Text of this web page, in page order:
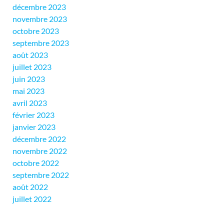
décembre 2023
novembre 2023
octobre 2023
septembre 2023
août 2023
juillet 2023
juin 2023
mai 2023
avril 2023
février 2023
janvier 2023
décembre 2022
novembre 2022
octobre 2022
septembre 2022
août 2022
juillet 2022